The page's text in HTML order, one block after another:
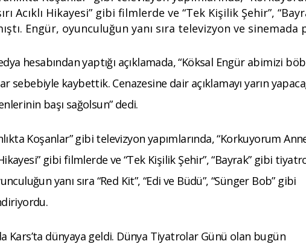
Acıklı Hikayesi” gibi filmlerde ve “Tek Kişilik Şehir”,
Engür, oyunculuğun yanı sıra televizyon ve sinemada
hesabından yaptığı açıklamada, “Köksal Engür abimizi
kaybettik. Cenazesine dair açıklamayı yarın
başı sağolsun” dedi.
Koşanlar” gibi televizyon yapımlarında, “Korkuyorum
Hikayesi” gibi filmlerde ve “Tek Kişilik Şehir”, “Bayrak” gibi
yanı sıra “Red Kit”, “Edi ve Büdü”, “Sünger Bob” gibi
Kars’ta dünyaya geldi. Dünya Tiyatrolar Günü olan bugün